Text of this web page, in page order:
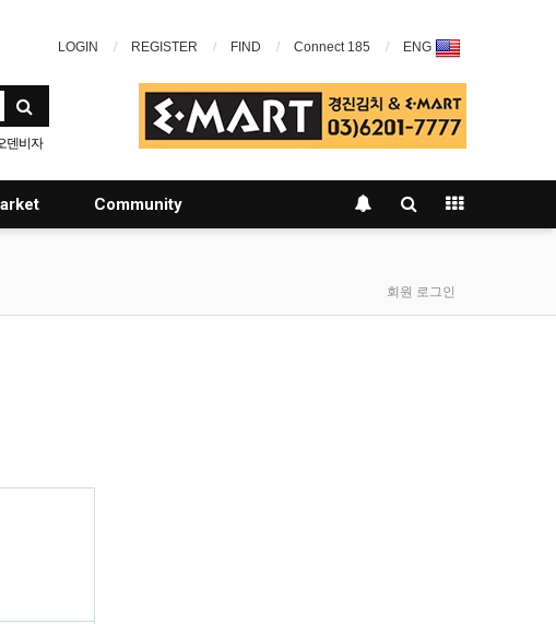
LOGIN REGISTER FIND Connect 185 ENG
덴비자
Community
회원 로그인